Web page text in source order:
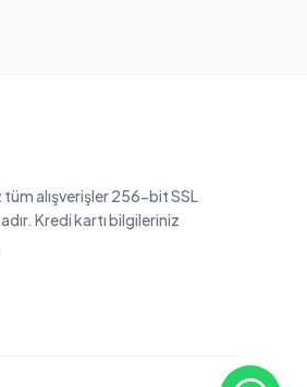
alışverişler 256-bit SSL
Kredi kartı bilgileriniz